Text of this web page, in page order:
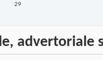
29
advertoriale